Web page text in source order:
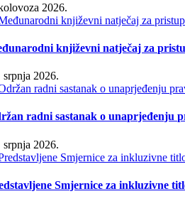
2026.
književni natječaj za
srpnja 2026.
radni sastanak o unaprjeđenju
srpnja 2026.
Smjernice za inkluzivne